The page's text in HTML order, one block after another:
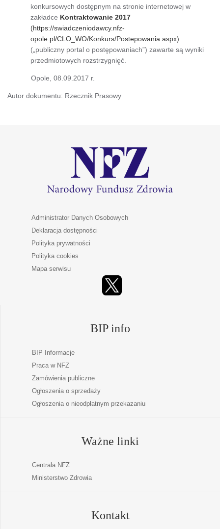
konkursowych dostępnym na stronie internetowej w
zakładce Kontraktowanie 2017
(https://swiadczeniodawcy.nfz-
opole.pl/CLO_WO/Konkurs/Postepowania.aspx)
(„publiczny portal o postępowaniach”) zawarte są wyniki
przedmiotowych rozstrzygnięć.
Opole, 08.09.2017 r.
Autor dokumentu: Rzecznik Prasowy
Administrator Danych Osobowych
Deklaracja dostępności
Polityka prywatności
Polityka cookies
Mapa serwisu
BIP info
BIP Informacje
Praca w NFZ
Zamówienia publiczne
Ogłoszenia o sprzedaży
Ogłoszenia o nieodpłatnym przekazaniu
Ważne linki
Centrala NFZ
Ministerstwo Zdrowia
Kontakt